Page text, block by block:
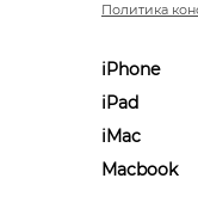
Политика
iPhone
iPad
iMac
Macbook